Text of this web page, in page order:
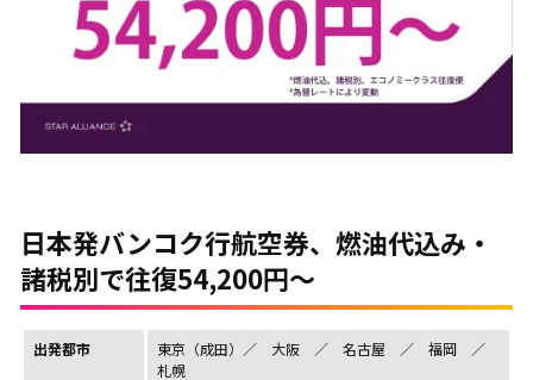
日本発バンコク行航空券、燃油代込み・
諸税別で往復54,200円～
出発都市
東京（成田）／ 大阪 ／ 名古屋 ／ 福岡 ／
札幌